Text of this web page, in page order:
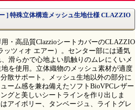
] 特殊立体構造メッシュ生地仕様 CLAZZIO
・高品質ClazzioシートカバーのCLAZZIO
ッツィオ エアー）。センター部には通気
滑らかで心地よい肌触りのムレにくいメ
地を使用。立体織物のメッシュ素材が適度
散サポート。メッシュ生地以外の部分に
ーム感を兼ね備えたソフトBioVPCレザー
グと美しいシートラインを作り出しま
アイボリー、タンベージュ、ライトグレ